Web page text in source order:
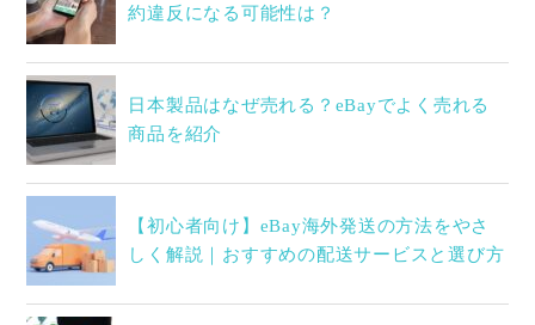
約違反になる可能性は？
日本製品はなぜ売れる？eBayでよく売れる
商品を紹介
【初心者向け】eBay海外発送の方法をやさ
しく解説｜おすすめの配送サービスと選び方